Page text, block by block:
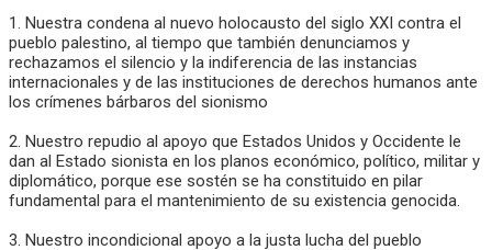
1. Nuestra condena al nuevo holocausto del siglo XXI contra el
pueblo palestino, al tiempo que también denunciamos y
rechazamos el silencio y la indiferencia de las instancias
internacionales y de las instituciones de derechos humanos ante
los crímenes bárbaros del sionismo
2. Nuestro repudio al apoyo que Estados Unidos y Occidente le
dan al Estado sionista en los planos económico, político, militar y
diplomático, porque ese sostén se ha constituido en pilar
fundamental para el mantenimiento de su existencia genocida.
3. Nuestro incondicional apoyo a la justa lucha del pueblo